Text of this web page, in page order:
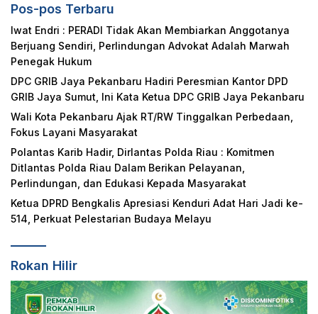
Pos-pos Terbaru
Iwat Endri : PERADI Tidak Akan Membiarkan Anggotanya
Berjuang Sendiri, Perlindungan Advokat Adalah Marwah
Penegak Hukum
DPC GRIB Jaya Pekanbaru Hadiri Peresmian Kantor DPD
GRIB Jaya Sumut, Ini Kata Ketua DPC GRIB Jaya Pekanbaru
Wali Kota Pekanbaru Ajak RT/RW Tinggalkan Perbedaan,
Fokus Layani Masyarakat
Polantas Karib Hadir, Dirlantas Polda Riau : Komitmen
Ditlantas Polda Riau Dalam Berikan Pelayanan,
Perlindungan, dan Edukasi Kepada Masyarakat
Ketua DPRD Bengkalis Apresiasi Kenduri Adat Hari Jadi ke-
514, Perkuat Pelestarian Budaya Melayu
Rokan Hilir